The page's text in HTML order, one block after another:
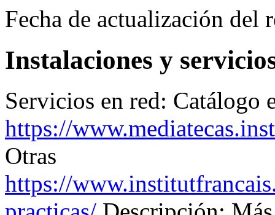
Fecha de actualización del
Instalaciones y
Servicios en red: Catálogo
https://
Otras
https://